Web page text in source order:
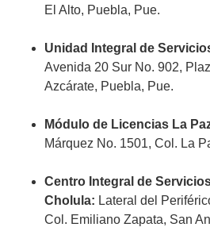
El Alto, Puebla, Pue.
Unidad Integral de
Avenida 20 Sur No. 902,
Azcárate, Puebla, Pue.
Módulo de Licencias La
Márquez No. 1501, Col. La
Centro Integral de
Cholula: Lateral del
Col. Emiliano Zapata, San